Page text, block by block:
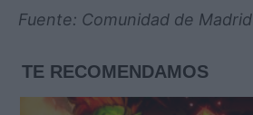
Fuente: Comunidad de Madrid
TE RECOMENDAMOS